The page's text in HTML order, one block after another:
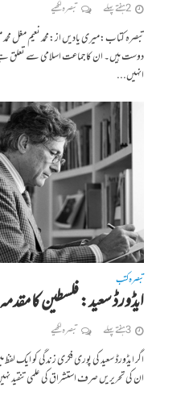
2 ہفتے پہلے تبصرہ لکھیے
تبصرہ کتاب:میری یادیں از:محمد نعیم مغل
دوست ہیں۔ ان کا جماعت اسلامی سے تعلق
انہیں...
تبصرہ کتب
ایڈورڈ سعید: فلسطین کا
3 ہفتے پہلے تبصرہ لکھیے
اگر ایڈورڈ سعید کی پوری فکری زندگی کو ایک
ان کی تحریریں صرف استشراق کی علمی تنقید